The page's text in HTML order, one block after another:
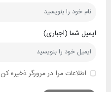
ایمیل شما (اجباری)
اطلاعات مرا در مرورگر ذخیره کن